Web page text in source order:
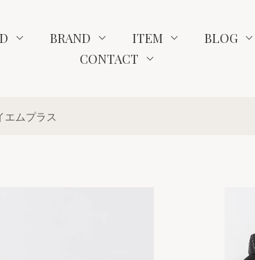
BRAND ITEM
BLOG
CONTACT
エムプラス